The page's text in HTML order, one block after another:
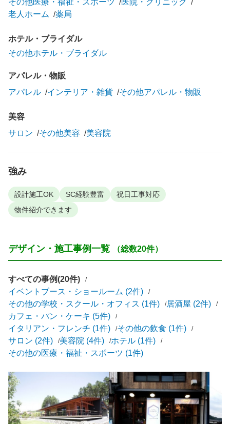
老人ホーム
薬局
ホテル・ブライダル
その他ホテル・ブライダル
アパレル・物販
アパレル
インテリア・雑貨 その他アパレル・物販
美容
サロン
その他美容 美容院
強み
設計施工OK SC経験豊富
祝日工事対応
物件紹介できます
デザイン・施工事例一覧 （総数20件）
すべての事例(20件)
イベントブース・ショールーム (2件)
その他の学校・スクール・オフィス (1件)
居酒屋 (2件)
カフェ・パン・ケーキ (5件)
イタリアン・フレンチ (1件)
その他の飲食 (1件)
サロン (2件)
美容院 (4件)
ホテル (1件)
その他の医療・福祉・スポーツ (1件)